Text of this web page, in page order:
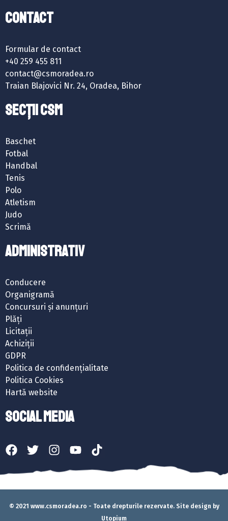
Contact
Formular de contact
+40 259 455 811
contact@csmoradea.ro
Traian Blajovici Nr. 24, Oradea, Bihor
SECȚII CSM
Baschet
Fotbal
Handbal
Tenis
Polo
Atletism
Judo
Scrimă
ADMINISTRATIV
Conducere
Organigramă
Concursuri și anunțuri
Plăți
Licitații
Achiziții
GDPR
Politica de confidențialitate
Politica Cookies
Hartă website
SOCIAL MEDIA
© 2021 www.csmoradea.ro - Toate drepturile rezervate. Site design by
Utopium